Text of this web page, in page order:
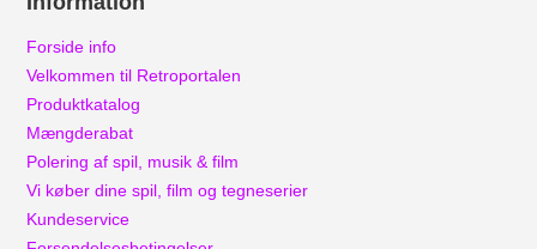
Forside info
Velkommen til Retroportalen
Produktkatalog
Mængderabat
Polering af spil, musik & film
Vi køber dine spil, film og tegneserier
Kundeservice